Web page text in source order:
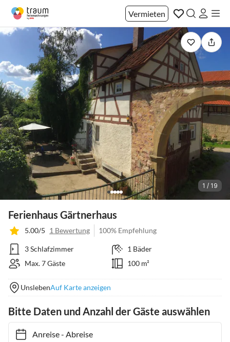
Vermieten
1 / 19
Ferienhaus Gärtnerhaus
5.00/5 1 Bewertung 100% Empfehlung
3 Schlafzimmer
1 Bäder
Max. 7 Gäste
100 m²
UnslebenAuf Karte anzeigen
Bitte Daten und Anzahl der Gäste auswählen
Anreise- Abreise